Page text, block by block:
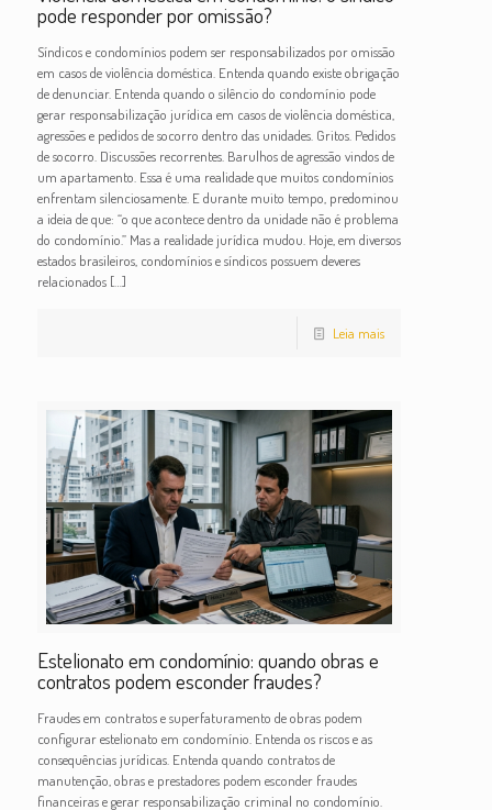
pode responder por omissão?
Síndicos e condomínios podem ser responsabilizados por omissão
em casos de violência doméstica. Entenda quando existe obrigação
de denunciar. Entenda quando o silêncio do condomínio pode
gerar responsabilização jurídica em casos de violência doméstica,
agressões e pedidos de socorro dentro das unidades. Gritos. Pedidos
de socorro. Discussões recorrentes. Barulhos de agressão vindos de
um apartamento. Essa é uma realidade que muitos condomínios
enfrentam silenciosamente. E durante muito tempo, predominou
a ideia de que: “o que acontece dentro da unidade não é problema
do condomínio.” Mas a realidade jurídica mudou. Hoje, em diversos
estados brasileiros, condomínios e síndicos possuem deveres
relacionados[…]
Leia mais
Estelionato em condomínio: quando obras e
contratos podem esconder fraudes?
Fraudes em contratos e superfaturamento de obras podem
configurar estelionato em condomínio. Entenda os riscos e as
consequências jurídicas. Entenda quando contratos de
manutenção, obras e prestadores podem esconder fraudes
financeiras e gerar responsabilização criminal no condomínio.